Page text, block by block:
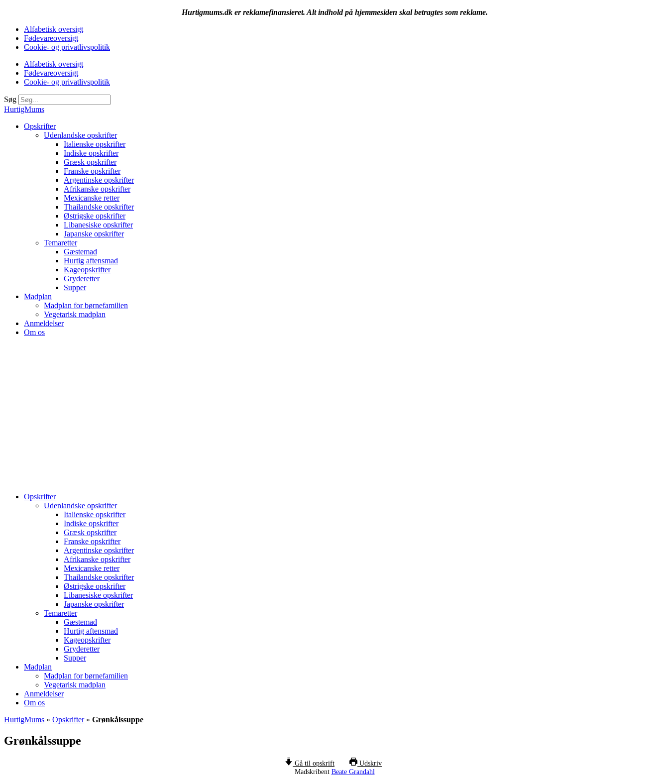
Hurtigmums.dk er reklamefinansieret. Alt indhold på hjemmesiden skal betragtes som reklame.
Alfabetisk oversigt
Fødevareoversigt
Cookie- og privatlivspolitik
Alfabetisk oversigt
Fødevareoversigt
Cookie- og privatlivspolitik
Søg
HurtigMums
Opskrifter
Udenlandske opskrifter
Italienske opskrifter
Indiske opskrifter
Græsk opskrifter
Franske opskrifter
Argentinske opskrifter
Afrikanske opskrifter
Mexicanske retter
Thailandske opskrifter
Østrigske opskrifter
Libanesiske opskrifter
Japanske opskrifter
Temaretter
Gæstemad
Hurtig aftensmad
Kageopskrifter
Gryderetter
Supper
Madplan
Madplan for børnefamilien
Vegetarisk madplan
Anmeldelser
Om os
Opskrifter
Udenlandske opskrifter
Italienske opskrifter
Indiske opskrifter
Græsk opskrifter
Franske opskrifter
Argentinske opskrifter
Afrikanske opskrifter
Mexicanske retter
Thailandske opskrifter
Østrigske opskrifter
Libanesiske opskrifter
Japanske opskrifter
Temaretter
Gæstemad
Hurtig aftensmad
Kageopskrifter
Gryderetter
Supper
Madplan
Madplan for børnefamilien
Vegetarisk madplan
Anmeldelser
Om os
HurtigMums » Opskrifter» Grønkålssuppe
Grønkålssuppe
Gå til opskrift
Udskriv
Madskribent Beate Grandahl